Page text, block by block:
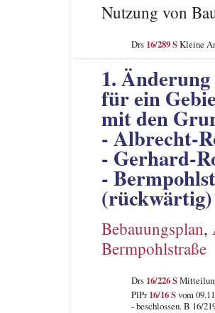
Nutzung von
Drs 16/289 SKleine
1. Änderung
für ein
mit den
- Albrecht-
- Gerhard-
-
(rückwärtig)
Bebauungsplan,
Bermpohlstraße
Drs 16/226 S
PlPr16/16 Svom
- beschlossen. B 16/